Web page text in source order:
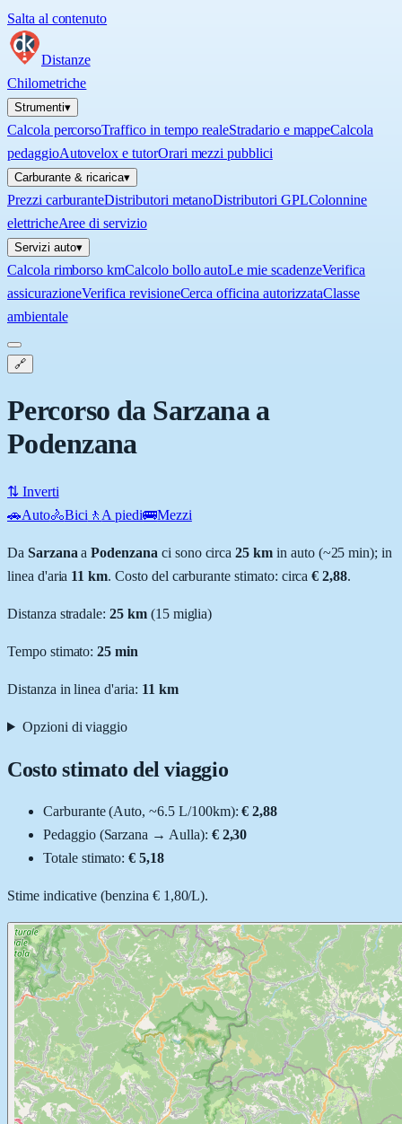
Salta al contenuto
Distanze
Chilometriche
Strumenti▾
Calcola percorsoTraffico in tempo realeStradario e mappeCalcola
pedaggioAutovelox e tutorOrari mezzi pubblici
Carburante & ricarica▾
Prezzi carburanteDistributori metanoDistributori GPLColonnine
elettricheAree di servizio
Servizi auto▾
Calcola rimborso kmCalcolo bollo autoLe mie scadenzeVerifica
assicurazioneVerifica revisioneCerca officina autorizzataClasse
ambientale
🔗
Percorso da Sarzana a
Podenzana
⇅ Inverti
🚗Auto🚴Bici 🚶 A piedi🚌Mezzi
Da Sarzana aPodenzana ci sono circa 25 km in auto (~25 min); in
linea d'aria 11 km. Costo del carburante stimato: circa € 2,88.
Distanza stradale:25 km (15miglia)
Tempo stimato:25 min
Distanza in linea d'aria: 11 km
Opzioni di viaggio
Costo stimato del viaggio
Carburante (Auto, ~6.5 L/100km): € 2,88
Pedaggio (Sarzana → Aulla): € 2,30
Totale stimato:€ 5,18
Stime indicative (benzina € 1,80/L).